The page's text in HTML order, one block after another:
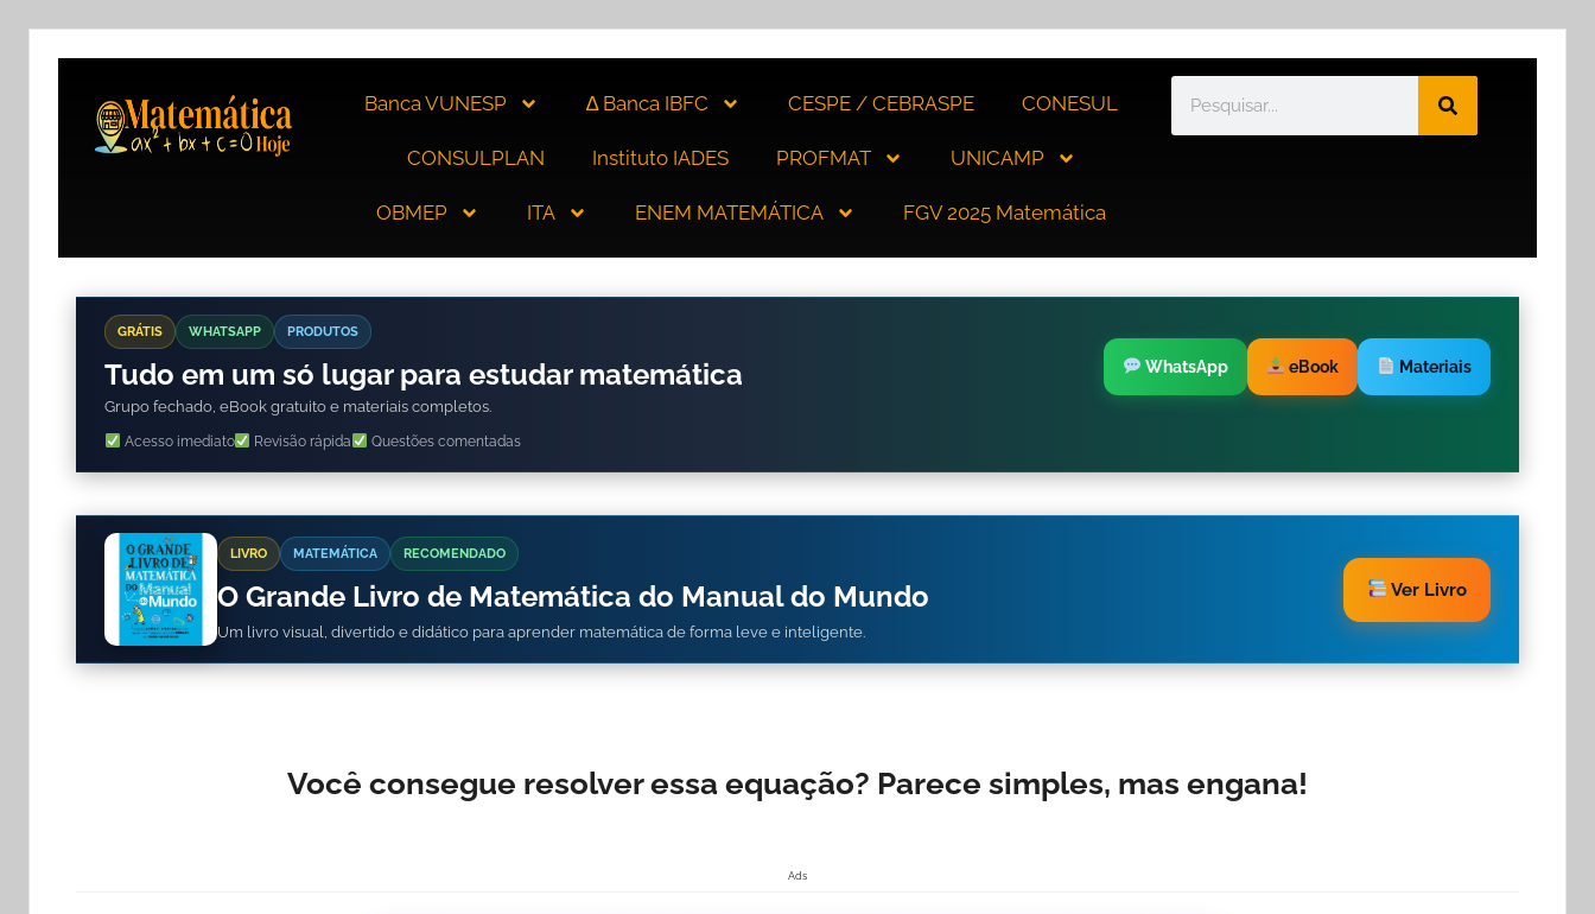
Banca VUNESP ∆ Banca IBFC CESPE / CEBRASPE CONESUL
CONSULPLAN Instituto IADES PROFMAT UNICAMP
OBMEP ITA ENEM MATEMÁTICA FGV 2025 Matemática
GRÁTIS WHATSAPP PRODUTOS
Tudo em um só lugar para estudar matemática
Grupo fechado, eBook gratuito e materiais completos.
WhatsApp eBook Materiais
Acesso imediato Revisão rápida Questões comentadas
LIVRO MATEMÁTICA RECOMENDADO
O Grande Livro de Matemática do Manual do Mundo
Um livro visual, divertido e didático para aprender matemática de forma leve e inteligente.
Ver Livro
Você consegue resolver essa equação? Parece simples, mas engana!
Ads